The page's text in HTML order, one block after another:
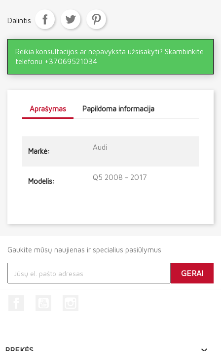
Dalintis
Reikia konsultacijos ar nepavyksta užsisakyti? Skambinkite
telefonu +37069521034
Aprašymas Papildoma informacija
Markė: Audi
Modelis: Q5 2008 - 2017
Gaukite mūsų naujienas ir specialius pasiūlymus